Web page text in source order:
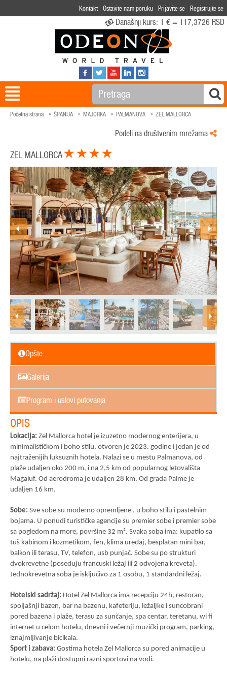
Kontakt Ostavite nam poruku Prijavite se Registrujte se
Današnji kurs: 1 € = 117,3726 RSD
Početna strana ŠPANIJA MAJORKA PALMANOVA ZEL MALLORCA
Podeli na društvenim mrežama
ZEL MALLORCA
Opšte
Galerija
Program i uslovi putovanja
OPIS
Lokacija: Zel Mallorca hotel je izuzetno modernog enterijera, u
minimalističkom i boho stilu, otvoren je 2023. godine i jedan je od
najtraženijih luksuznih hotela. Nalazi se u mestu Palmanova, od
plaže udaljen oko 200 m, i na 2,5 km od popularnog letovališta
Magaluf. Od aerodroma je udaljen 28 km. Od grada Palme je
udaljen 16 km.
Sobe: Sve sobe su moderno opremljene , u boho stilu i pastelnim
bojama. U ponudi turističke agencije su premier sobe i premier sobe
sa pogledom na more, površine 32 m². Svaka soba ima: kupatilo sa
tuš kabinom i kozmetikom, fen, klima uređaj, besplatan mini bar,
balkon ili terasu, TV, telefon, usb punjač. Sobe su po strukturi
dvokrevetne (poseduju francuski ležaj ili 2 odvojena kreveta).
Jednokrevetna soba je isključivo za 1 osobu, 1 standardni ležaj.
Hotelski sadržaj: Hotel Zel Mallorca ima recepciju 24h, restoran,
spoljašnji bazen, bar na bazenu, kafeteriju, ležaljke i suncobrani
pored bazena i plaže, terasu za sunčanje, spa centar, teretanu, wi fi
internet u celom hotelu, dnevni i večernji muzički program, parking,
iznajmljivanje bicikala.
Sport i zabava: Gostima hotela Zel Mallorca su pored animacije u
hotelu, na plaži dostupni razni sportovi na vodi.